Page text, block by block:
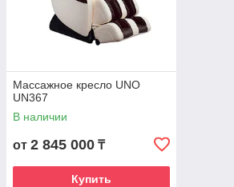
Массажное кресло UNO
UN367
В наличии
от 2 845 000 ₸
Купить